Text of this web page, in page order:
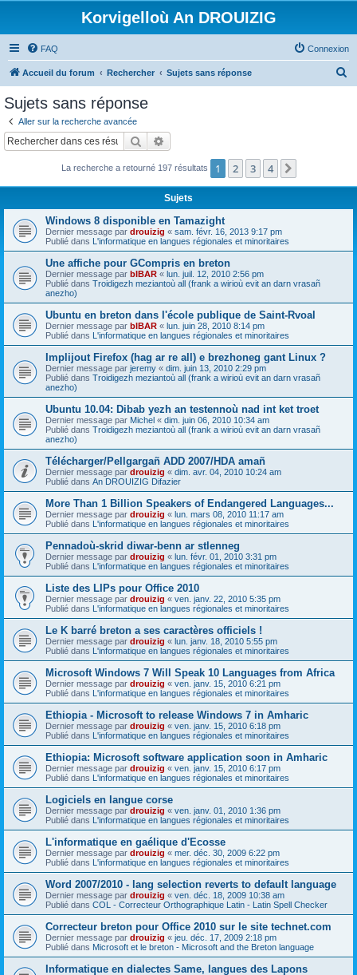
Korvigelloù An DROUIZIG
FAQ Connexion
Accueil du forum Rechercher Sujets sans réponse
c
Sujets sans réponse
Aller sur la recherche avancée
Rechercher
La recherche a retourné 197 résultats 1 2 3 4
Sujets
Windows 8 disponible en Tamazight
Dernier message par drouizig « sam. févr. 16, 2013 9:17 pm
Publié dans L'informatique en langues régionales et minoritaires
Une affiche pour GCompris en breton
Dernier message par bIBAR « lun. juil. 12, 2010 2:56 pm
Publié dans Troidigezh meziantoù all (frank a wirioù evit an darn vrasañ
anezho)
Ubuntu en breton dans l'école publique de Saint-Rvoal
Dernier message par bIBAR « lun. juin 28, 2010 8:14 pm
Publié dans L'informatique en langues régionales et minoritaires
Implijout Firefox (hag ar re all) e brezhoneg gant Linux ?
Dernier message par jeremy « dim. juin 13, 2010 2:29 pm
Publié dans Troidigezh meziantoù all (frank a wirioù evit an darn vrasañ
anezho)
Ubuntu 10.04: Dibab yezh an testennoù nad int ket troet
Dernier message par Michel « dim. juin 06, 2010 10:34 am
Publié dans Troidigezh meziantoù all (frank a wirioù evit an darn vrasañ
anezho)
Télécharger/Pellgargañ ADD 2007/HDA amañ
Dernier message par drouizig « dim. avr. 04, 2010 10:24 am
Publié dans An DROUIZIG Difazier
More Than 1 Billion Speakers of Endangered Languages...
Dernier message par drouizig « lun. mars 08, 2010 11:17 am
Publié dans L'informatique en langues régionales et minoritaires
Pennadoù-skrid diwar-benn ar stlenneg
Dernier message par drouizig « lun. févr. 01, 2010 3:31 pm
Publié dans L'informatique en langues régionales et minoritaires
Liste des LIPs pour Office 2010
Dernier message par drouizig « ven. janv. 22, 2010 5:35 pm
Publié dans L'informatique en langues régionales et minoritaires
Le K barré breton a ses caractères officiels !
Dernier message par drouizig « lun. janv. 18, 2010 5:55 pm
Publié dans L'informatique en langues régionales et minoritaires
Microsoft Windows 7 Will Speak 10 Languages from Africa
Dernier message par drouizig « ven. janv. 15, 2010 6:21 pm
Publié dans L'informatique en langues régionales et minoritaires
Ethiopia - Microsoft to release Windows 7 in Amharic
Dernier message par drouizig « ven. janv. 15, 2010 6:18 pm
Publié dans L'informatique en langues régionales et minoritaires
Ethiopia: Microsoft software application soon in Amharic
Dernier message par drouizig « ven. janv. 15, 2010 6:17 pm
Publié dans L'informatique en langues régionales et minoritaires
Logiciels en langue corse
Dernier message par drouizig « ven. janv. 01, 2010 1:36 pm
Publié dans L'informatique en langues régionales et minoritaires
L'informatique en gaélique d'Ecosse
Dernier message par drouizig « mer. déc. 30, 2009 6:22 pm
Publié dans L'informatique en langues régionales et minoritaires
Word 2007/2010 - lang selection reverts to default language
Dernier message par drouizig « ven. déc. 18, 2009 10:38 am
Publié dans COL - Correcteur Orthographique Latin - Latin Spell Checker
Correcteur breton pour Office 2010 sur le site technet.com
Dernier message par drouizig « jeu. déc. 17, 2009 2:18 pm
Publié dans Microsoft et le breton - Microsoft and the Breton language
Informatique en dialectes Same, langues des Lapons